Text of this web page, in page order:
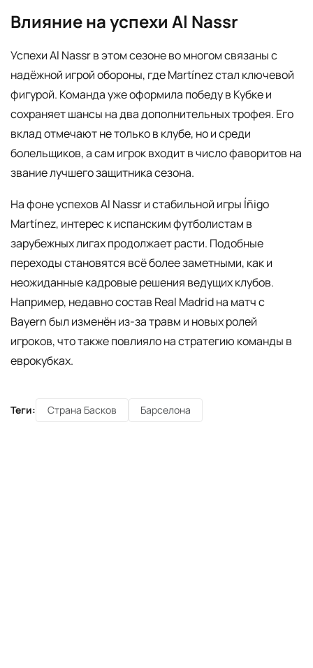
Влияние на успехи Al Nassr
Успехи Al Nassr в этом сезоне во многом связаны с
надёжной игрой обороны, где Martínez стал ключевой
фигурой. Команда уже оформила победу в Кубке и
сохраняет шансы на два дополнительных трофея. Его
вклад отмечают не только в клубе, но и среди
болельщиков, а сам игрок входит в число фаворитов на
звание лучшего защитника сезона.
На фоне успехов Al Nassr и стабильной игры Íñigo
Martínez, интерес к испанским футболистам в
зарубежных лигах продолжает расти. Подобные
переходы становятся всё более заметными, как и
неожиданные кадровые решения ведущих клубов.
Например, недавно состав Real Madrid на матч с
Bayern был изменён из-за травм и новых ролей
игроков, что также повлияло на стратегию команды в
еврокубках.
Теги: Страна Басков Барселона